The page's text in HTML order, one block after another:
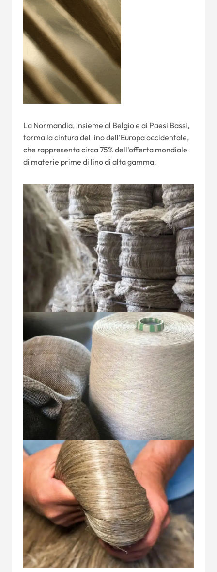
La Normandia, insieme al Belgio e ai Paesi Bassi,
forma la cintura del lino dell'Europa occidentale,
che rappresenta circa 75% dell'offerta mondiale
di materie prime di lino di alta gamma.